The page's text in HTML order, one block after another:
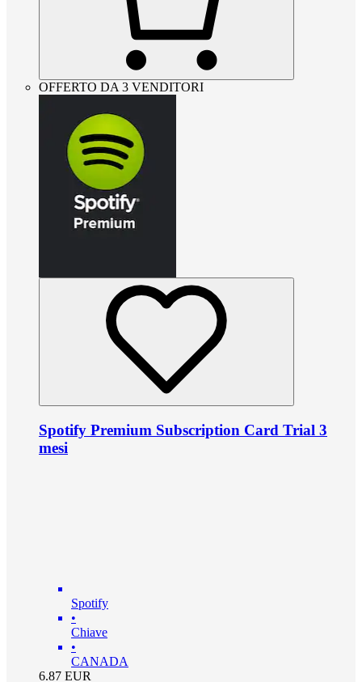
OFFERTO DA 3 VENDITORI
Spotify Premium Subscription Card Trial 3
mesi
Spotify
•
Chiave
•
CANADA
6.87 EUR